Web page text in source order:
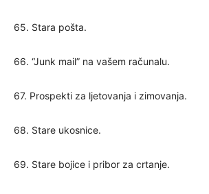
65. Stara pošta.
66. “Junk mail” na vašem računalu.
67. Prospekti za ljetovanja i zimovanja.
68. Stare ukosnice.
69. Stare bojice i pribor za crtanje.